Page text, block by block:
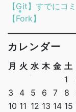
【Git】すでにコ
【Fork】
カレンダー
月 火 水 木 金 土
1
3
4 5 6 7 8
10 11 12 13 14 15